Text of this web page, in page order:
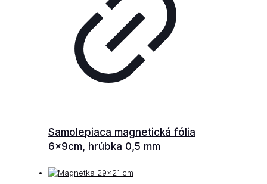
Samolepiaca magnetická fólia
6x9cm, hrúbka 0,5 mm